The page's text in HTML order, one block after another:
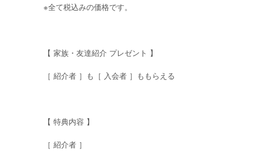
※全て税込みの価格です。
【 家族・友達紹介 プレゼント 】
［ 紹介者 ］も［ 入会者 ］ももらえる
【 特典内容 】
［ 紹介者 ］